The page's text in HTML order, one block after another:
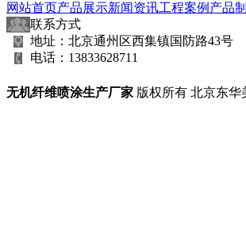
网站首页产品展示新闻资讯工程案例 产品
联系方式
地址：北京通州区西集镇国防路43号
电话：13833628711
无机纤维喷涂生产厂家 版权所有 北京东